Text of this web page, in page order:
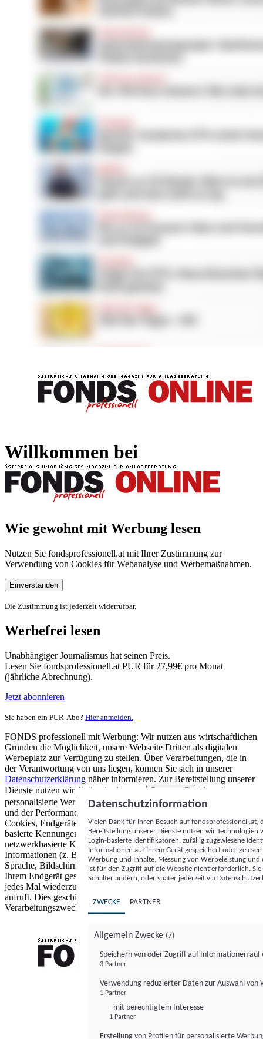
Willkommen bei
Wie gewohnt mit Werbung lesen
Nutzen Sie fondsprofessionell.at mit Ihrer Zustimmung zur
Verwendung von Cookies für Webanalyse und Werbemaßnahmen.
Einverstanden
Die Zustimmung ist jederzeit widerrufbar.
Werbefrei lesen
Unabhängiger Journalismus hat seinen Preis.
Lesen Sie fondsprofessionell.at PUR für 27,99€ pro Monat
(jährliche Abrechnung).
Jetzt abonnieren
Sie haben ein PUR-Abo? Hier anmelden.
FONDS professionell mit Werbung: Wir nutzen aus wirtschaftlichen
Gründen die Möglichkeit, unsere Webseite Dritten als digitalen
Werbeplatz zur Verfügung zu stellen. Über Verarbeitungen, die in
der Verantwortung von uns liegen, können Sie sich in unserer
Datenschutzerklärung näher informieren. Zur Bereitstellung unserer
Dienste nutzen wir Technologien von
Partnern (5)
. Zwecke:
personalisierte Werbung und Inhalte, Messung von Werbeleistung
und der Performance von Inhalten sowie Zielgruppenforschung.
Cookies, Endgeräte- oder ähnliche Online-Kennungen (z. B. login-
basierte Kennungen, zufällig generierte Kennungen,
netzwerkbasierte Kennungen) können zusammen mit anderen
Informationen (z. B. Browsertyp und Browserinformationen,
Sprache, Bildschirmgröße, unterstützte Technologien usw.) auf
Ihrem Endgerät gespeichert oder von dort ausgelesen werden, um es
jedes Mal wiederzuerkennen, wenn es eine App oder einer Webseite
aufruft. Dies geschieht für einen oder mehrere der hier aufgeführten
Verarbeitungszwecke.
Datenschutzinformation
Vielen Dank für Ihren Besuch auf
Bereitstellung unserer Dienste nutzen wir Technologien
Login-basierte Identifikatoren, zufällig zugewiesene
Informationen auf Ihrem Gerät gespeichert oder
Werbung und Inhalte, Messung von Werbeleistung
ist für den Zugriff auf die Website nicht erforderlich.
Schalter ändern, oder später jederzeit via
ZWECKE PARTNER
Allgemein Zwecke (7)
Speichern von oder Zugriff auf Informationen auf
3 Partner
Verwendung reduzierter Daten zur Auswahl von
1 Partner
- mit berechtigtem Interesse
1 Partner
Erstellung von Profilen für personalisierte
FONDS professionell